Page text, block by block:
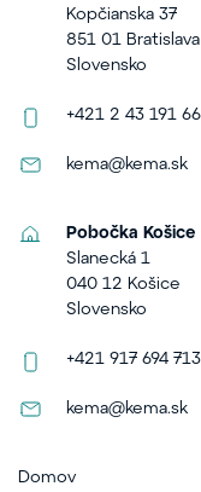
Kopčianska 37
851 01 Bratislava
Slovensko
+421 2 43 191
kema@kema.sk
Pobočka Košice
Slanecká 1
040 12 Košice
Slovensko
+421 917 694 713
kema@kema.sk
Domov